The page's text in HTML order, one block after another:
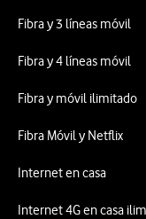
Fibra y 3 líneas móvil
Fibra y 4 líneas móvil
Fibra y móvil ilimitado
Fibra Móvil y Netflix
Internet en casa
Internet 4G en casa